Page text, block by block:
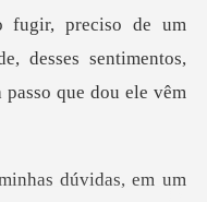
desses sentimentos,